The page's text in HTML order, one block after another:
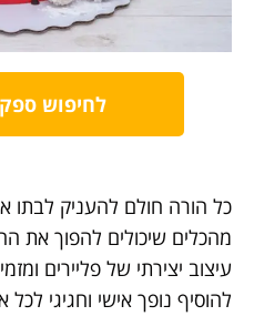
לחיפוש
כל הורה חולם להעניק לבתו
מהכלים שיכולים להפוך את
עיצוב יצירתי של פליירים
להוסיף נופך אישי וחגיגי